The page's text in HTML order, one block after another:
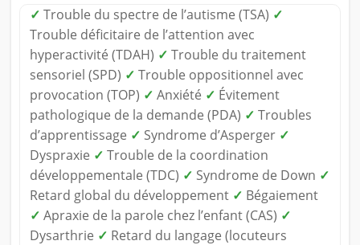
✓ Trouble du spectre de l’autisme (TSA) ✓
Trouble déficitaire de l’attention avec
hyperactivité (TDAH) ✓ Trouble du traitement
sensoriel (SPD) ✓ Trouble oppositionnel avec
provocation (TOP) ✓ Anxiété ✓ Évitement
pathologique de la demande (PDA) ✓ Troubles
d’apprentissage ✓ Syndrome d’Asperger ✓
Dyspraxie ✓ Trouble de la coordination
développementale (TDC) ✓ Syndrome de Down ✓
Retard global du développement ✓ Bégaiement
✓ Apraxie de la parole chez l’enfant (CAS) ✓
Dysarthrie ✓ Retard du langage (locuteurs